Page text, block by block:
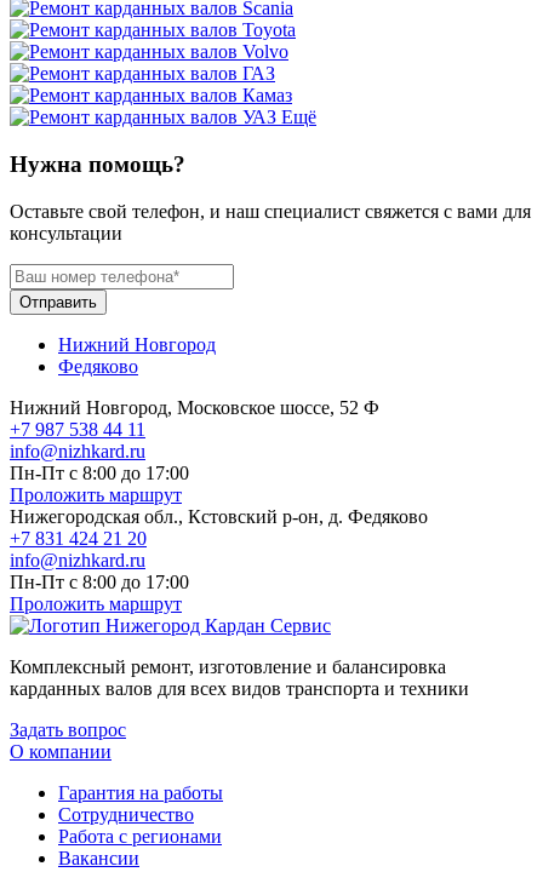
Ещё
Нужна помощь?
Оставьте свой телефон, и наш специалист свяжется с вами для
консультации
Отправить
Нижний Новгород
Федяково
Нижний Новгород, Московское шоссе, 52 Ф
+7 987 538 44 11
info@nizhkard.ru
Пн-Пт с 8:00 до 17:00
Проложить маршрут
Нижегородская обл., Кстовский р-он, д. Федяково
+7 831 424 21 20
info@nizhkard.ru
Пн-Пт с 8:00 до 17:00
Проложить маршрут
Комплексный ремонт, изготовление и балансировка
карданных валов для всех видов транспорта и техники
Задать вопрос
О компании
Гарантия на работы
Сотрудничество
Работа с регионами
Вакансии